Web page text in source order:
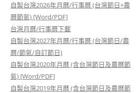
自製台灣2026年月曆/行事曆 (台灣節日+農
曆節氣) [Word/PDF]
台灣月曆/行事曆下載
自製台灣2027年月曆/行事曆 (台灣節日/農
曆/節氣/自訂節日)
自製台灣2020年月曆 (含台灣節日及農曆節
氣) [Word/PDF]
自製台灣2019年月曆 (含台灣節日及農曆節